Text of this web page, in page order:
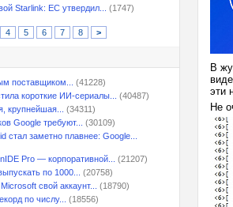
Starlink: ЕС утвердил...
(1747)
4 5 6 7 8 >
поставщиком...
(41228)
короткие ИИ-сериалы...
(40487)
крупнейшая...
(34311)
Google требуют...
(30109)
стал заметно плавнее: Google...
Pro — корпоративной...
(21207)
по 1000...
(20758)
свой аккаунт...
(18790)
по числу...
(18556)
В
эти
Не